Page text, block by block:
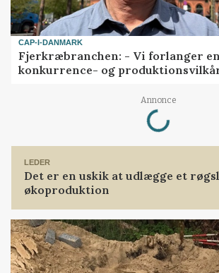
CAP-I-DANMARK
Fjerkræbranchen: - Vi forlanger
konkurrence- og
Annonce
Loading...
LEDER
Det er en uskik at udlægge et
økoproduktion